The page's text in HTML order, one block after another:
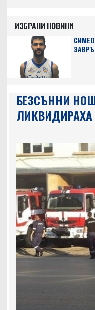
ИЗБРАНИ НОВИНИ
БЕЗСЪННИ
ЛИКВИДИРАХА